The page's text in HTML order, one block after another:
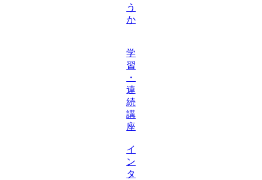
う
か
学
習
・
連
続
講
座
イ
ン
タ